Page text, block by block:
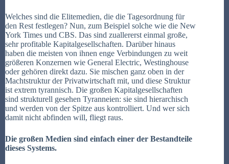
Welches sind die Elitemedien, die die Tagesordnung für
den Rest festlegen? Nun, zum Beispiel solche wie die New
York Times und CBS. Das sind zuallererst einmal große,
sehr profitable Kapitalgesellschaften. Darüber hinaus
haben die meisten von ihnen enge Verbindungen zu weit
größeren Konzernen wie General Electric, Westinghouse
oder gehören direkt dazu. Sie mischen ganz oben in der
Machtstruktur der Privatwirtschaft mit, und diese Struktur
ist extrem tyrannisch. Die großen Kapitalgesellschaften
sind strukturell gesehen Tyranneien: sie sind hierarchisch
und werden von der Spitze aus kontrolliert. Und wer sich
damit nicht abfinden will, fliegt raus.
Die großen Medien sind einfach einer der Bestandteile
dieses Systems.